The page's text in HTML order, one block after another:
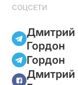
СОЦСЕТИ
Дмитрий
Гордон
Гордон
Дмитрий